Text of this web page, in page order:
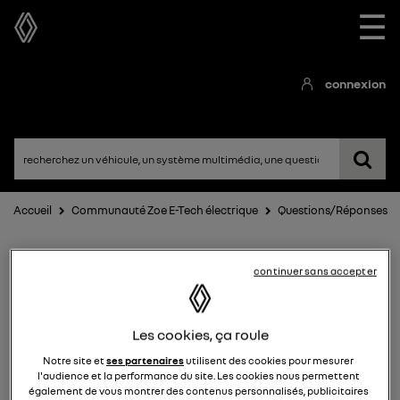
☰
connexion
Accueil Communauté Zoe E-Tech électrique Questions/Réponses
Zoe E-Tech électrique
Les cookies, ça roule
Notre site etses partenairesutilisent des cookies pour mesurer
l'audience et la performance du site. Les cookies nous permettent
également de vous montrer des contenus personnalisés, publicitaires
continuer sans accepter